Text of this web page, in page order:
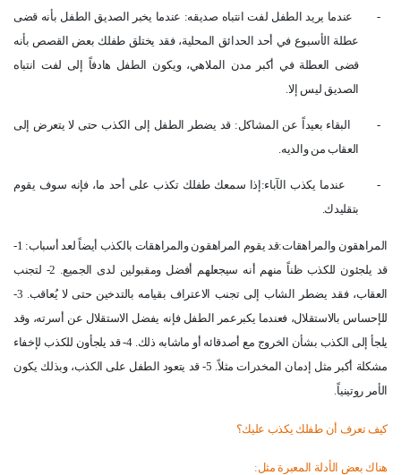
-
عندما يريد الطفل لفت انتباه صديقه: عندما يخبر الصديق الطفل بأنه قضى
عطلة الأسبوع في أحد الحدائق المحلية، فقد يختلق طفلك بعض القصص بأنه
قضى العطلة في أكبر مدن الملاهي، ويكون الطفل هادفاً إلى لفت انتباه
الصديق ليس إلا.
-
البقاء بعيداً عن المشاكل: قد يضطر الطفل إلى الكذب حتى لا يتعرض إلى
العقاب من والديه.
-
عندما يكذب الآباء:إذا سمعك طفلك تكذب على أحد ما، فإنه سوف يقوم
بتقليدك.
المراهقون والمراهقات:قد يقوم المراهقون والمراهقات بالكذب أيضاً لعد أسباب: 1-
قد يلجئون للكذب ظناً منهم أنه سيجعلهم أفضل ومقبولين لدى الجميع. 2- لتجنب
العقاب، فقد يضطر الشاب إلى تجنب الاعتراف بقيامه بالتدخين حتى لا يُعاقب. 3-
للإحساس بالاستقلال، فعندما يكبرعمر الطفل فإنه يفضل الاستقلال عن أسرته، وقد
يلجأ إلى الكذب بشأن الخروج مع أصدقائه أو ماشابه ذلك. 4- قد يلجأون للكذب لإخفاء
مشكلة أكبر مثل إدمان المخدرات مثلاً. 5- قد يتعود الطفل على الكذب، وبذلك يكون
الأمر روتينياً.
كيف تعرف أن طفلك يكذب عليك؟
هناك بعض الأدلة المعبرة مثل: